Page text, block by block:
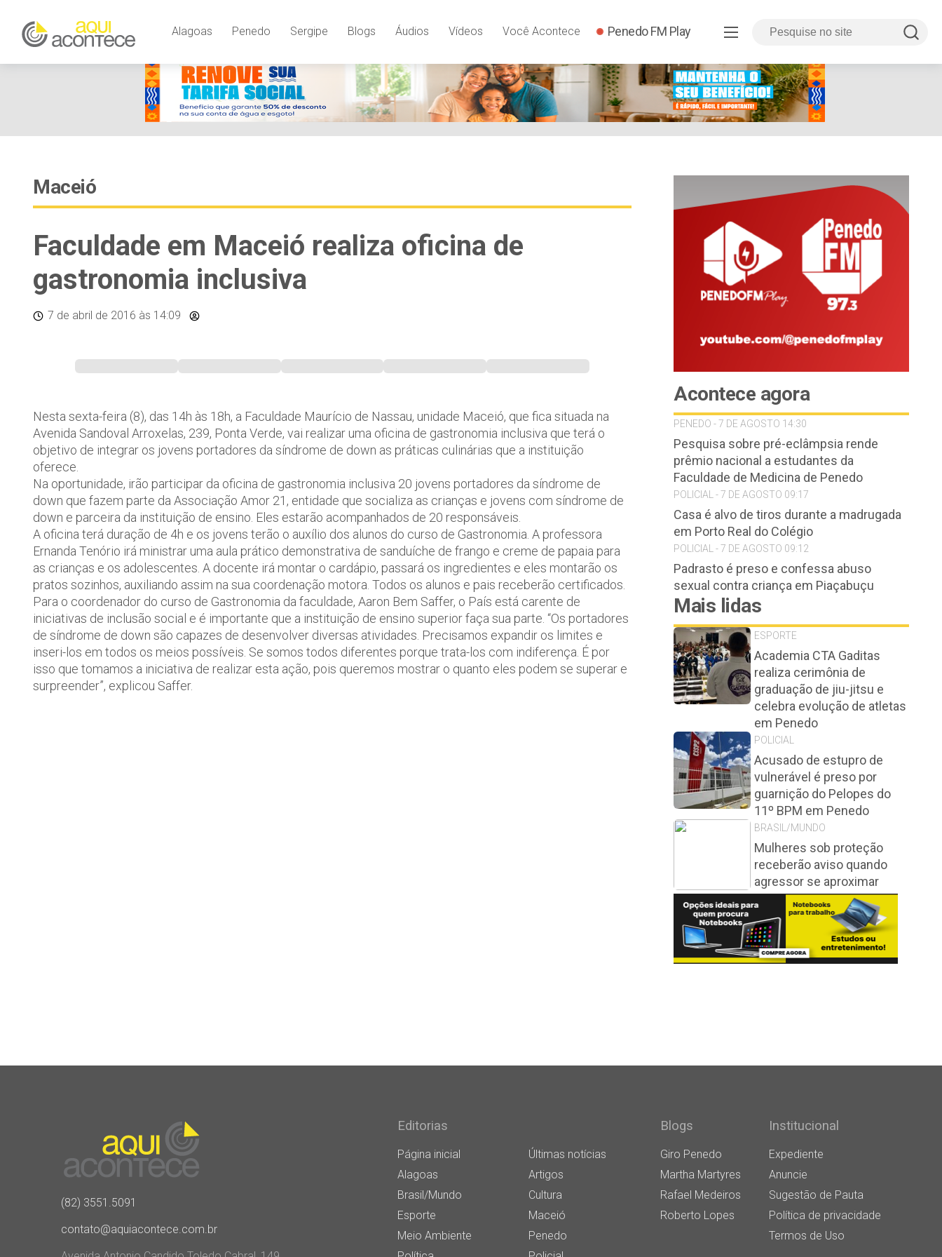
Alagoas Penedo Sergipe Blogs Áudios Vídeos Você Acontece Penedo FM Play
Maceió
Faculdade em Maceió realiza oficina de
gastronomia inclusiva
7 de abril de 2016 às 14:09
Nesta sexta-feira (8), das 14h às 18h, a Faculdade Maurício de Nassau, unidade Maceió, que fica situada na
Avenida Sandoval Arroxelas, 239, Ponta Verde, vai realizar uma oficina de gastronomia inclusiva que terá o
objetivo de integrar os jovens portadores da síndrome de down as práticas culinárias que a instituição
oferece.
Na oportunidade, irão participar da oficina de gastronomia inclusiva 20 jovens portadores da síndrome de
down que fazem parte da Associação Amor 21, entidade que socializa as crianças e jovens com síndrome de
down e parceira da instituição de ensino. Eles estarão acompanhados de 20 responsáveis.
A oficina terá duração de 4h e os jovens terão o auxílio dos alunos do curso de Gastronomia. A professora
Ernanda Tenório irá ministrar uma aula prático demonstrativa de sanduíche de frango e creme de papaia para
as crianças e os adolescentes. A docente irá montar o cardápio, passará os ingredientes e eles montarão os
pratos sozinhos, auxiliando assim na sua coordenação motora. Todos os alunos e pais receberão certificados.
Para o coordenador do curso de Gastronomia da faculdade, Aaron Bem Saffer, o País está carente de
iniciativas de inclusão social e é importante que a instituição de ensino superior faça sua parte. “Os portadores
de síndrome de down são capazes de desenvolver diversas atividades. Precisamos expandir os limites e
inseri-los em todos os meios possíveis. Se somos todos diferentes porque trata-los com indiferença. É por
isso que tomamos a iniciativa de realizar esta ação, pois queremos mostrar o quanto eles podem se superar e
surpreender”, explicou Saffer.
Acontece agora
PENEDO - 7 DE AGOSTO 14:30
Pesquisa sobre pré-eclâmpsia rende
prêmio nacional a estudantes da
Faculdade de Medicina de Penedo
POLICIAL - 7 DE AGOSTO 09:17
Casa é alvo de tiros durante a madrugada
em Porto Real do Colégio
POLICIAL - 7 DE AGOSTO 09:12
Padrasto é preso e confessa abuso
sexual contra criança em Piaçabuçu
Mais lidas
ESPORTE
Academia CTA Gaditas
realiza cerimônia de
graduação de jiu-jitsu e
celebra evolução de atletas
em Penedo
POLICIAL
Acusado de estupro de
vulnerável é preso por
guarnição do Pelopes do
11º BPM em Penedo
BRASIL/MUNDO
Mulheres sob proteção
receberão aviso quando
agressor se aproximar
(82) 3551.5091
contato@aquiacontece.com.br
Editorias
Página inicial
Últimas notícias
Alagoas
Artigos
Brasil/Mundo
Cultura
Esporte
Maceió
Meio Ambiente
Penedo
Blogs
Giro Penedo
Martha Martyres
Rafael Medeiros
Roberto Lopes
Institucional
Expediente
Anuncie
Sugestão de Pauta
Política de privacidade
Termos de Uso